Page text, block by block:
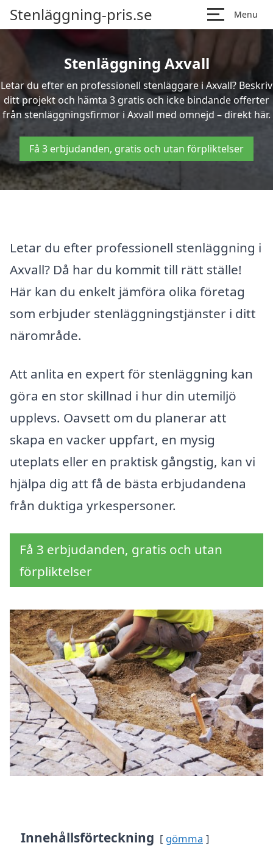
Stenläggning-pris.se Menu
Stenläggning Axvall
Letar du efter en professionell stenläggare i Axvall? Beskriv
ditt projekt och hämta 3 gratis och icke bindande offerter
från stenläggningsfirmor i Axvall med omnejd – direkt här.
Få 3 erbjudanden, gratis och utan förpliktelser
Letar du efter professionell stenläggning i
Axvall? Då har du kommit till rätt ställe!
Här kan du enkelt jämföra olika företag
som erbjuder stenläggningstjänster i ditt
närområde.
Att anlita en expert för stenläggning kan
göra en stor skillnad i hur din utemiljö
upplevs. Oavsett om du planerar att
skapa en vacker uppfart, en mysig
uteplats eller en praktisk gångstig, kan vi
hjälpa dig att få de bästa erbjudandena
från duktiga yrkespersoner.
Få 3 erbjudanden, gratis och utan
förpliktelser
Innehållsförteckning gömma